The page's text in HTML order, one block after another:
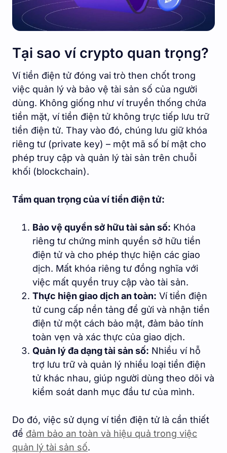
Tại sao ví crypto quan trọng?
Ví tiền điện tử đóng vai trò then chốt trong
việc quản lý và bảo vệ tài sản số của người
dùng. Không giống như ví truyền thống chứa
tiền mặt, ví tiền điện tử không trực tiếp lưu trữ
tiền điện tử. Thay vào đó, chúng lưu giữ khóa
riêng tư (private key) – một mã số bí mật cho
phép truy cập và quản lý tài sản trên chuỗi
khối (blockchain).
Tầm quan trọng của ví tiền điện tử:
Bảo vệ quyền sở hữu tài sản số: Khóa
riêng tư chứng minh quyền sở hữu tiền
điện tử và cho phép thực hiện các giao
dịch. Mất khóa riêng tư đồng nghĩa với
việc mất quyền truy cập vào tài sản.
Thực hiện giao dịch an toàn: Ví tiền điện
tử cung cấp nền tảng để gửi và nhận tiền
điện tử một cách bảo mật, đảm bảo tính
toàn vẹn và xác thực của giao dịch.
Quản lý đa dạng tài sản số: Nhiều ví hỗ
trợ lưu trữ và quản lý nhiều loại tiền điện
tử khác nhau, giúp người dùng theo dõi và
kiểm soát danh mục đầu tư của mình.
Do đó, việc sử dụng ví tiền điện tử là cần thiết
để đảm bảo an toàn và hiệu quả trong việc
quản lý tài sản số.